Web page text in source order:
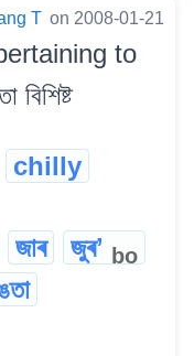
T on 2008-01-21
to
chilly
জাৰ জুৰʼ bo